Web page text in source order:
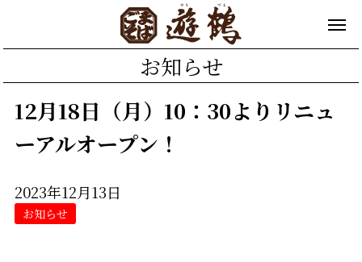
お知らせ
12月18日（月）10：30よりリニュ
ーアルオープン！
2023年12月13日
お知らせ